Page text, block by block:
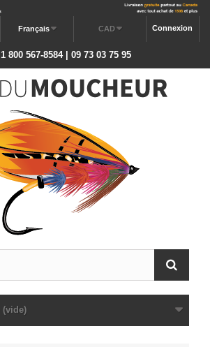
Connexion
CAD
Français
1 800 567-8584 | 09 73 03 75 95
(vide)